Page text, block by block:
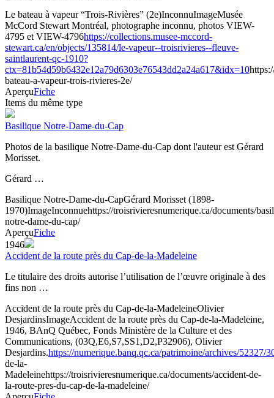
Le bateau à vapeur “Trois-Rivières” (2e)InconnuImageMusée
McCord Stewart Montréal, photographe inconnu, photos VIEW-
4795 et VIEW-4796https://collections.musee-mccord-
stewart.ca/en/objects/135814/le-vapeur--troisrivieres--fleuve-
saintlaurent-qc-1910?
ctx=81b54d59b6432e12a79d6303e76543dd2a24a617&idx=10
bateau-a-vapeur-trois-rivieres-2e/
AperçuFiche
Items du même type
Basilique Notre-Dame-du-Cap
Photos de la basilique Notre-Dame-du-Cap dont l'auteur est Gérard
Morisset.
Gérard …
Basilique Notre-Dame-du-CapGérard Morisset (1898-
1970)ImageInconnuehttps://troisrivieresnumerique.ca/documents/
notre-dame-du-cap/
AperçuFiche
1946
Accident de la route près du Cap-de-la-Madeleine
Le titulaire des droits autorise l’utilisation de l’œuvre originale à des
fins non …
Accident de la route près du Cap-de-la-MadeleineOlivier
DesjardinsImageAccident de la route près du Cap-de-la-Madeleine,
1946, BAnQ Québec, Fonds Ministère de la Culture et des
Communications, (03Q,E6,S7,SS1,D2,P32906), Olivier
Desjardins.https://numerique.banq.qc.ca/patrimoine/archives/52327/
de-la-
Madeleinehttps://troisrivieresnumerique.ca/documents/accident-de-
la-route-pres-du-cap-de-la-madeleine/